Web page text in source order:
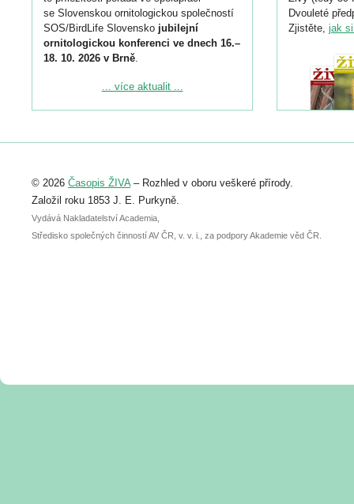
se Slovenskou ornitologickou společností
SOS/BirdLife Slovensko jubilejní
ornitologickou konferenci ve dnech 16.–
18. 10. 2026 v Brně.
Podrobnější informace ke konferenci
Registrovat se můžete do 6. září.
abstraktu přihlášené přednášky nebo
posteru je už 30. června.
... více aktualit ...
Dvouleté
Zjistěte, jak
© 2026 Časopis ŽIVA– Rozhled v oboru veškeré přírody.
Založil roku 1853 J. E. Purkyně.
Vydává Nakladatelství Academia,
Středisko společných činností AV ČR, v. v. i., za podpory Akademie věd ČR.